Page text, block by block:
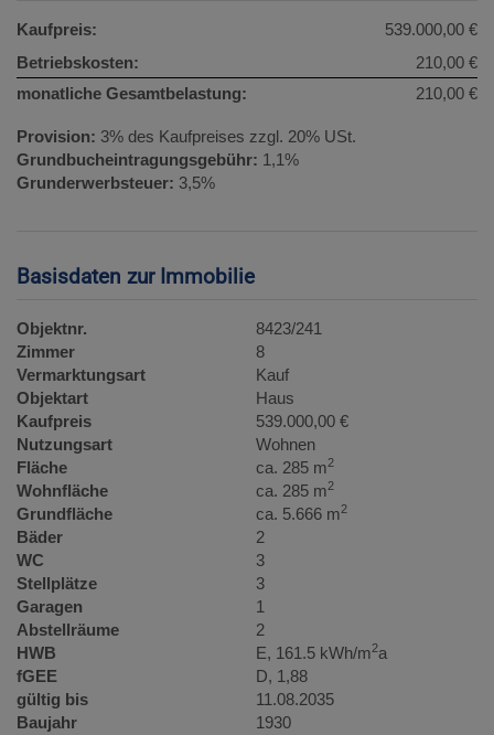
Kaufpreis:
539.000,00 €
Betriebskosten:
210,00 €
monatliche Gesamtbelastung:
210,00 €
Provision: 3% des Kaufpreises zzgl. 20% USt.
Grundbucheintragungsgebühr: 1,1%
Grunderwerbsteuer: 3,5%
Basisdaten zur Immobilie
Objektnr.
8423/241
Zimmer
8
Vermarktungsart
Kauf
Objektart
Haus
Kaufpreis
539.000,00 €
Nutzungsart
Wohnen
Fläche
ca. 285 m2
Wohnfläche ca. 285 m2
Grundfläche ca. 5.666 m2
Bäder
2
WC
3
Stellplätze
3
Garagen
1
Abstellräume
2
HWB
E, 161.5 kWh/m2a
fGEE
D, 1,88
gültig bis
11.08.2035
Baujahr
1930